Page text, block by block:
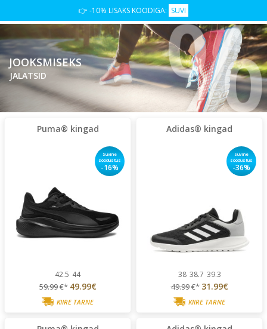
👉 -10% LISAKS KOODIGA: SUVI
JOOKSMISEKS
JALATSID %
Puma® kingad
Suvine
soodustus
-16%
42.5 44
59.99€* 49.99€
KIIRE TARNE
Adidas® kingad
Suvine
soodustus
-36%
38 38.7 39.3
49.99€* 31.99€
KIIRE TARNE